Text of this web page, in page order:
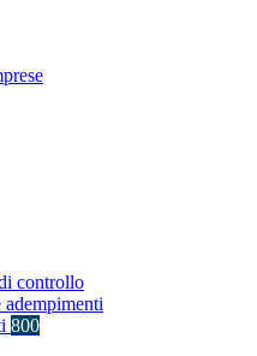
controllo
800